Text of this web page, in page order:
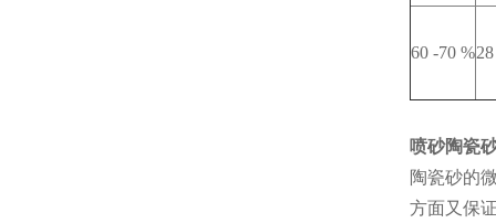
60 -70 %
喷砂陶瓷
陶瓷砂的
方面又保